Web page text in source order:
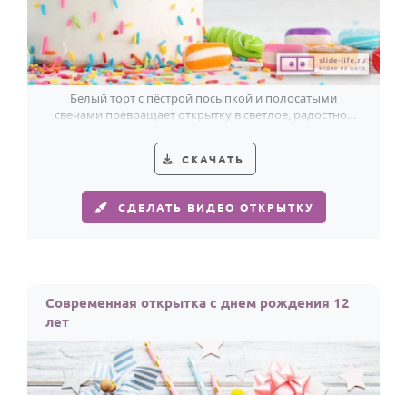
Женщине
Мужчине
Маме
Папе
Все родственники
ПЕРСОНАЛЬНЫЕ
По годам
Белый торт с пёстрой посыпкой и полосатыми
свечами превращает открытку в светлое, радостное
СКАЧАТЬ
СДЕЛАТЬ ВИДЕО ОТКРЫТКУ
Современная открытка с днем рождения 12
лет